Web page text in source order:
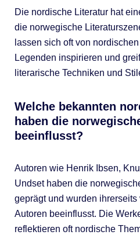
Die nordische Literatur hat
die norwegische
lassen sich oft von
Legenden inspirieren und
literarische Techniken und
Welche bekannten
haben die
beeinflusst?
Autoren wie Henrik Ibsen,
Undset haben die
geprägt und wurden
Autoren beeinflusst. Die
reflektieren oft nordische